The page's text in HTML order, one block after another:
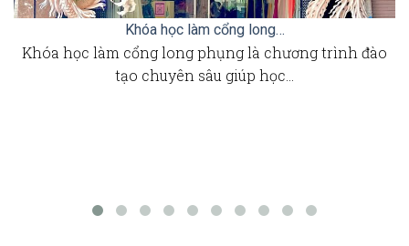
Khóa học làm cổng long…
Khóa học làm cổng long phụng là chương trình đào
tạo chuyên sâu giúp học…